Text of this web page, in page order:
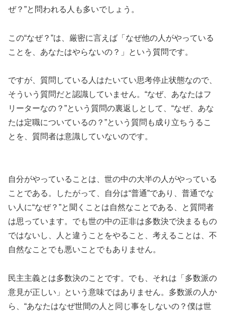
ぜ？”と問われる人も多いでしょう。
この“なぜ？”は、厳密に言えば「なぜ他の人がやっている
ことを、あなたはやらないの？」という質問です。
ですが、質問している人はたいてい思考停止状態なので、
そういう質問だと認識していません。“なぜ、あなたはフ
リーターなの？”という質問の裏返しとして、“なぜ、あな
たは定職についているの？”という質問も成り立ちうるこ
とを、質問者は意識していないのです。
自分がやっていることは、世の中の大半の人がやっている
ことである。したがって、自分は“普通”であり、普通でな
い人に“なぜ？”と聞くことは自然なことである、と質問者
は思っています。でも世の中の正非は多数決で決まるもの
ではないし、人と違うことをやること、考えることは、不
自然なことでも悪いことでもありません。
民主主義とは多数決のことです。でも、それは「多数派の
意見が正しい」という意味ではありません。多数派の人か
ら、“あなたはなぜ世間の人と同じ事をしないの？僕は世